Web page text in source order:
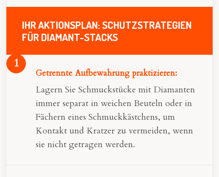
IHR AKTIONSPLAN: SCHUTZSTRATEGIEN
FÜR DIAMANT-STACKS
Getrennte Aufbewahrung praktizieren:
Lagern Sie Schmuckstücke mit Diamanten
immer separat in weichen Beuteln oder in
Fächern eines Schmuckkästchens, um
Kontakt und Kratzer zu vermeiden, wenn
sie nicht getragen werden.